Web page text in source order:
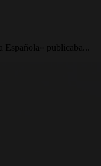
publicaba...